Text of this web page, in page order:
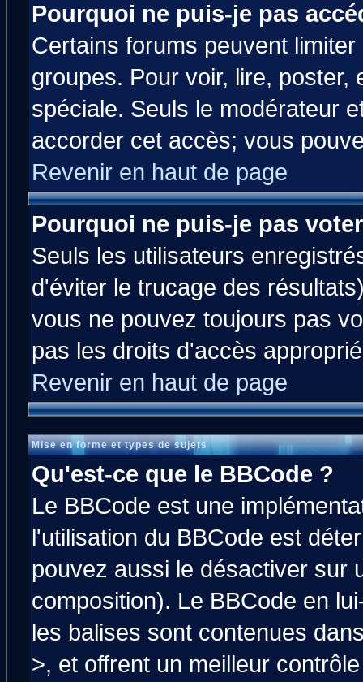
Pourquoi ne puis-je pas
Certains forums peuvent
groupes. Pour voir, lire,
spéciale. Seuls le modérateur
accorder cet accès; vous
Revenir en haut de page
Pourquoi ne puis-je pas
Seuls les utilisateurs
d'éviter le trucage des
vous ne pouvez toujours pas
pas les droits d'accès
Revenir en haut de page
Mise en forme et types de sujets
Qu'est-ce que le BBCode ?
Le BBCode est une
l'utilisation du BBCode est
pouvez aussi le désactiver sur
composition). Le BBCode en
les balises sont contenues
>, et offrent un meilleur